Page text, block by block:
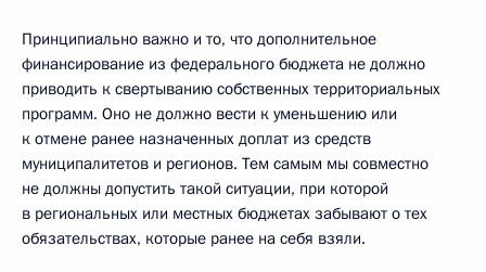
Принципиально важно и то, что дополнительное
финансирование из федерального бюджета не должно
приводить к свертыванию собственных территориальных
программ. Оно не должно вести к уменьшению или
к отмене ранее назначенных доплат из средств
муниципалитетов и регионов. Тем самым мы совместно
не должны допустить такой ситуации, при которой
в региональных или местных бюджетах забывают о тех
обязательствах, которые ранее на себя взяли.